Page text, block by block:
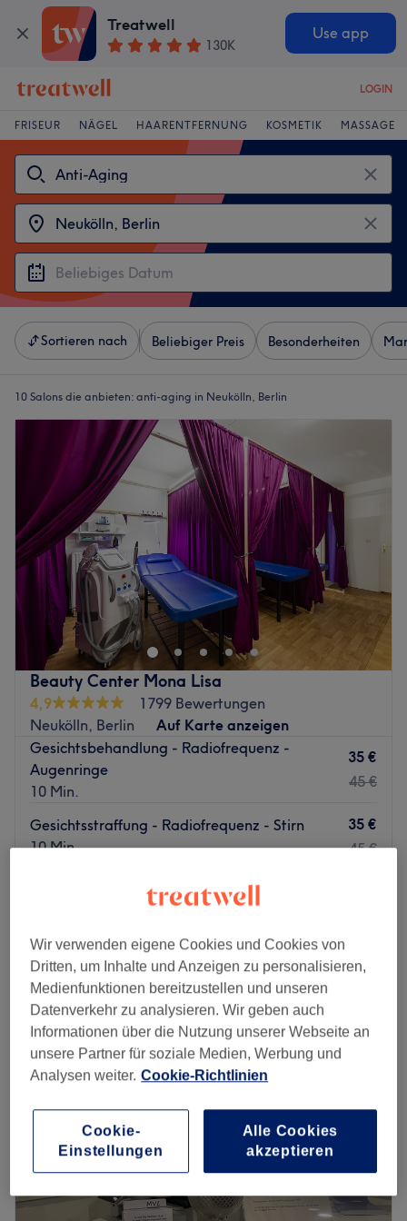
Treatwell
130K
Use app
LOGIN
FRISEUR NÄGEL HAARENTFERNUNG KOSMETIK MASSAGE
Sortieren nach Beliebiger Preis Besonderheiten
10 Salons die anbieten: anti-aging in Neukölln, Berlin
Beauty Center Mona Lisa
4,9
1799 Bewertungen
Neukölln, Berlin
Auf Karte anzeigen
Gesichtsbehandlung - Radiofrequenz -
Augenringe
10 Min.
35 €
45 €
Gesichtsstraffung - Radiofrequenz - Stirn
10 Min.
35 €
45 €
Gesichtsstraffung - Radiofrequenz inkl.
Schnellansicht Saloninfos
Montag 10:00–20:00
Dienstag
10:00–20:00
Mittwoch
10:00–20:00
Donnerstag
10:00– 20:00
Freitag
Samstag
10:00–20:00
Sonntag
Geschlossen
Wer schön sein will, muss nicht leiden, sondern einfach
nur in das Beauty Center Mona Lisa kommen. Nach
diesem Motto arbeitet Beautyfee Mona in diesem
Wir verwenden eigene Cookies und Cookies von
Dritten, um Inhalte und Anzeigen zu personalisieren,
Medienfunktionen bereitzustellen und unseren
Datenverkehr zu analysieren. Wir geben auch
Informationen über die Nutzung unserer Webseite an
unsere Partner für soziale Medien, Werbung und
Analysen weiter. Cookie-Richtlinien
Cookie-
Einstellungen
Alle Cookies
akzeptieren